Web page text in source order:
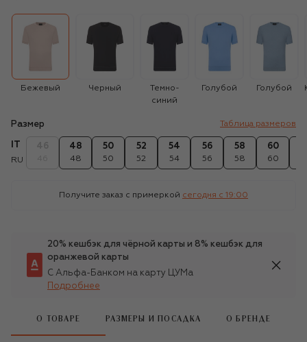
Бежевый Черный
Темно-
синий
Голубой Голубой
Размер Таблица размеров
RU
48
48
50
50
52
52
54
54
56
56
58
58
60
60
Получите заказ с примеркой сегодня c 19:00
20% кешбэк для чёрной карты и 8% кешбэк для
оранжевой карты
С Альфа-Банком на карту ЦУМа
Подробнее
О ТОВАРЕ РАЗМЕРЫ И ПОСАДКА О БРЕНДЕ